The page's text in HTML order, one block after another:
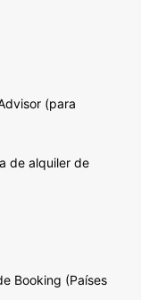
(para
de alquiler de
Booking (Países